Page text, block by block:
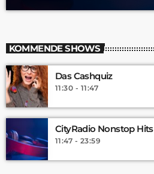
KOMMENDE SHOWS
Das Cashquiz
11:30 - 11:47
CityRadio Nonstop Hits
11:47 - 23:59